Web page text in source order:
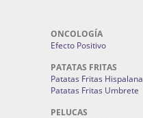
ONCOLOGÍA
Efecto Positivo
PATATAS FRITAS
Patatas Fritas Hispalana
Patatas Fritas Umbrete
PELUCAS